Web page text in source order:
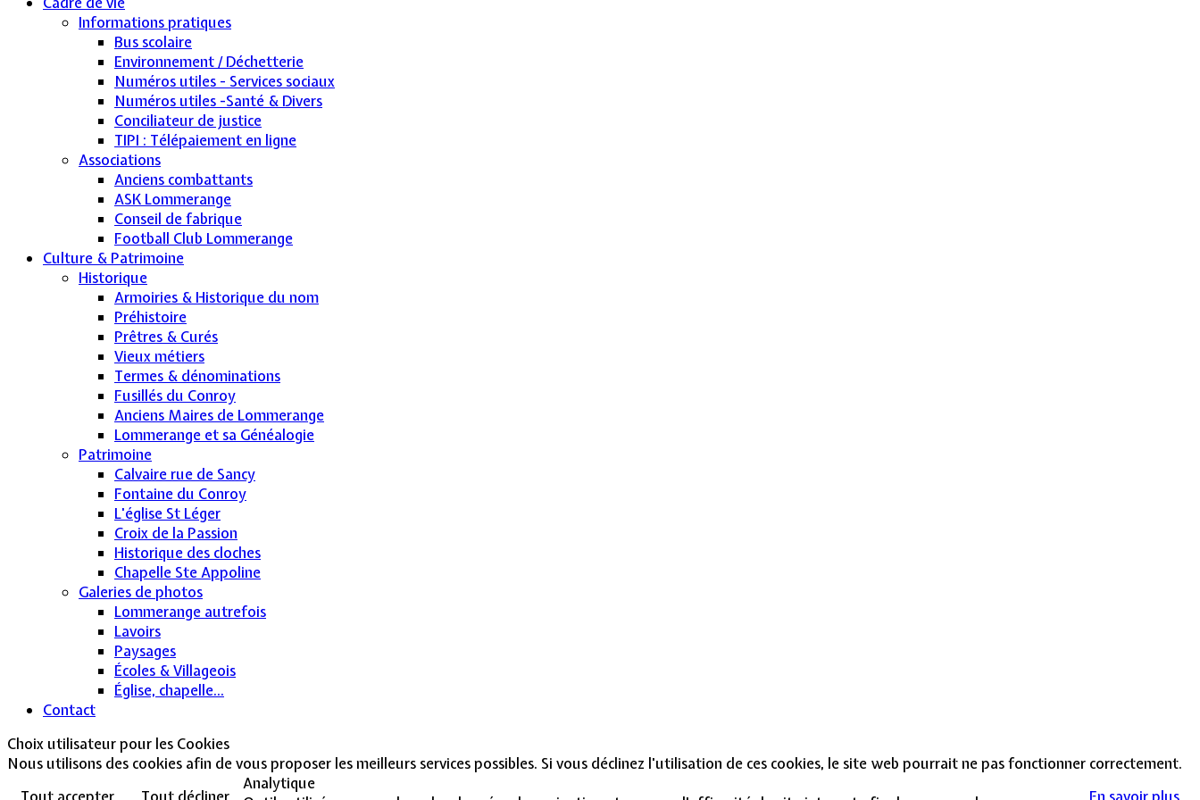
Informations pratiques
Bus scolaire
Environnement / Déchetterie
Numéros utiles - Services sociaux
Numéros utiles -Santé & Divers
Conciliateur de justice
TIPI : Télépaiement en ligne
Associations
Anciens combattants
ASK Lommerange
Conseil de fabrique
Football Club Lommerange
Culture & Patrimoine
Historique
Armoiries & Historique du nom
Préhistoire
Prêtres & Curés
Vieux métiers
Termes & dénominations
Fusillés du Conroy
Anciens Maires de Lommerange
Lommerange et sa Généalogie
Patrimoine
Calvaire rue de Sancy
Fontaine du Conroy
L'église St Léger
Croix de la Passion
Historique des cloches
Chapelle Ste Appoline
Galeries de photos
Lommerange autrefois
Lavoirs
Paysages
Écoles & Villageois
Église, chapelle...
Contact
Choix utilisateur pour les Cookies
Nous utilisons des cookies afin de vous proposer les meilleurs services possibles. Si vous déclinez l'utilisation de ces cookies, le site web pourrait ne pas fonctionner correctement.
Analytique